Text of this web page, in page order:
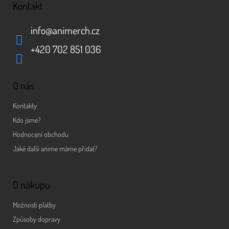
Kontakt
info@animerch.cz
+420 702 851 036
O nás
Kontakty
Kdo jsme?
Hodnocení obchodu
Jaké další anime máme přidat?
O nákupu
Možnosti platby
Způsoby dopravy